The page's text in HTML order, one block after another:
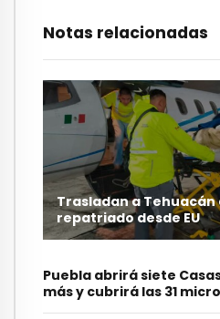
Notas relacionadas
Trasladan a Tehuacán
repatriado desde EU
Puebla abrirá siete
más y cubrirá las 31